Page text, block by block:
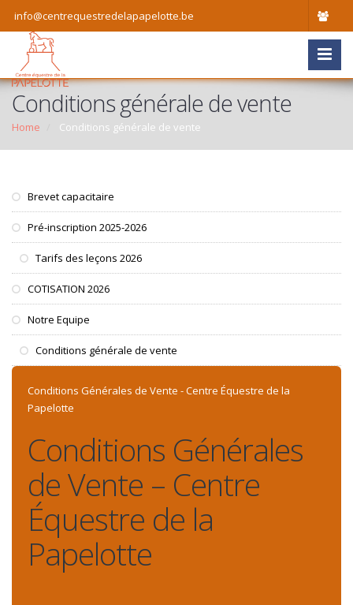
info@centrequestredelapapelotte.be
Conditions générale de vente
Home Conditions générale de vente
Brevet capacitaire
Pré-inscription 2025-2026
Tarifs des leçons 2026
COTISATION 2026
Notre Equipe
Conditions générale de vente
Conditions Générales de Vente - Centre Équestre de la
Papelotte
Conditions Générales
de Vente – Centre
Équestre de la
Papelotte